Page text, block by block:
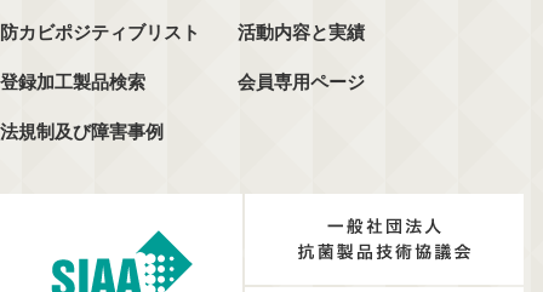
防カビポジティブリスト
登録加工製品検索
法規制及び障害事例
活動内容と実績
会員専用ページ